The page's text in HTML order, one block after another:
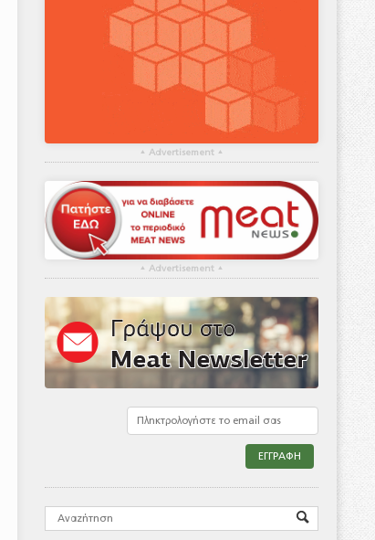
▴ Advertisement ▴
▴ Advertisement ▴